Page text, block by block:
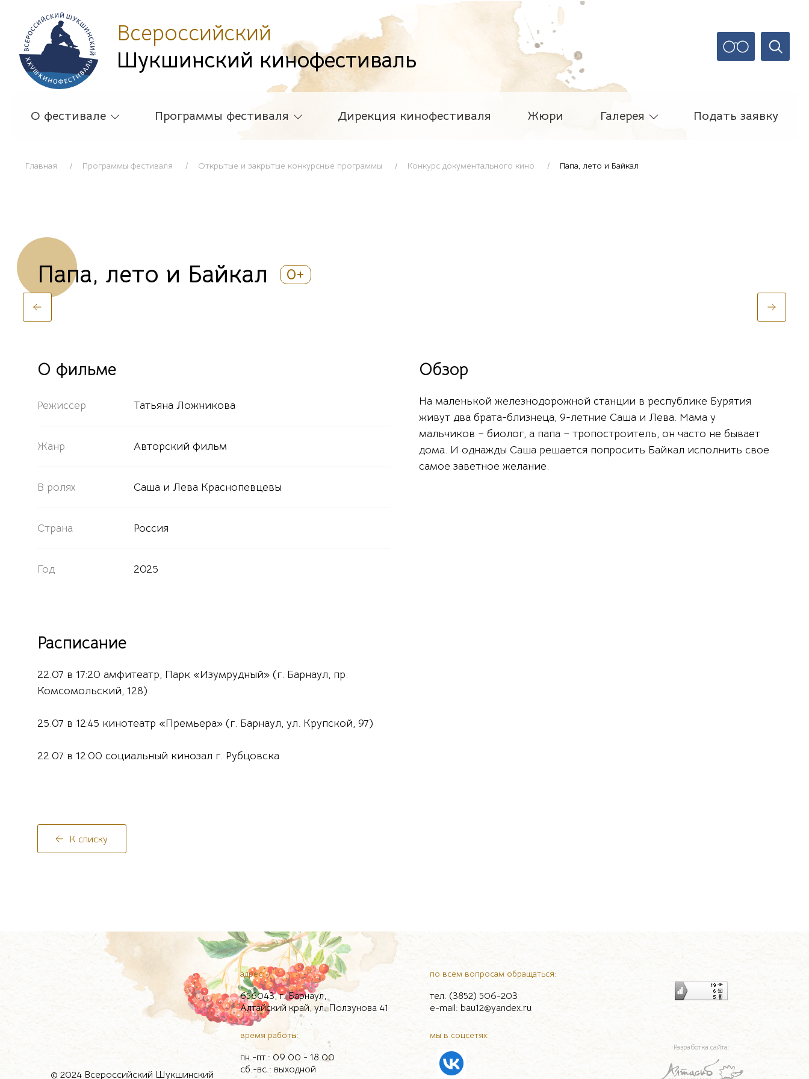
Всероссийский
Шукшинский кинофестиваль
О фестивале Программы фестиваля Дирекция кинофестиваля Жюри Галерея Подать заявку
Главная Программы фестиваля Открытые и закрытые конкурсные программы Конкурс документального кино Папа, лето и Байкал
Папа, лето и Байкал 0+
О фильме
Режиссер Татьяна Ложникова
Жанр Авторский фильм
В ролях Саша и Лева Краснопевцевы
Страна Россия
Год 2025
Обзор
На маленькой железнодорожной станции в республике Бурятия
живут два брата-близнеца, 9-летние Саша и Лева. Мама у
мальчиков – биолог, а папа – тропостроитель, он часто не бывает
дома. И однажды Саша решается попросить Байкал исполнить свое
самое заветное желание.
Расписание
22.07 в 17:20 амфитеатр, Парк «Изумрудный» (г. Барнаул, пр.
Комсомольский, 128)
25.07 в 12:45 кинотеатр «Премьера» (г. Барнаул, ул. Крупской, 97)
22.07 в 12:00 социальный кинозал г. Рубцовска
К списку
адрес:
656043, г. Барнаул,
Алтайский край, ул. Ползунова 41
по всем вопросам обращаться:
тел. (3852) 506-203
e-mail: bau12@yandex.ru
© 2024 Всероссийский Шукшинский
время работы:
пн.-пт.: 09.00 - 18.00
сб.-вс.: выходной
мы в соцсетях:
Разработка сайта: